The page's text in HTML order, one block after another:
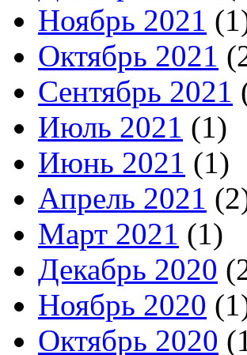
Ноябрь 2021
Октябрь 2021
Сентябрь 2021
Июль 2021 (1)
Июнь 2021 (1)
Апрель 2021
Март 2021 (1)
Декабрь 2020
Ноябрь 2020
Октябрь 2020